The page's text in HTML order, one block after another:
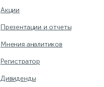
Акции
Презентации и отчеты
Мнения аналитиков
Регистратор
Дивиденды